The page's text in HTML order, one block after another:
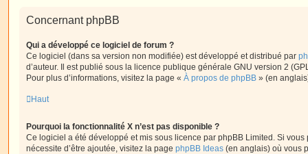
Concernant phpBB
Qui a développé ce logiciel de forum ?
Ce logiciel (dans sa version non modifiée) est développé et distribué par
d’auteur. Il est publié sous la licence publique générale GNU version 2
Pour plus d’informations, visitez la page « À propos de phpBB » (en
Haut
Pourquoi la fonctionnalité X n’est pas disponible ?
Ce logiciel a été développé et mis sous licence par phpBB Limited. Si vous
nécessite d’être ajoutée, visitez la page phpBB Ideas (en anglais) où vous